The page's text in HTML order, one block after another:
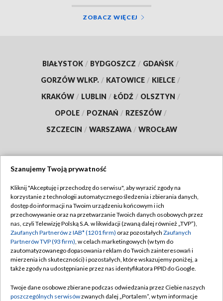
ZOBACZ WIĘCEJ
BIAŁYSTOK / BYDGOSZCZ / GDAŃSK /
GORZÓW WLKP. / KATOWICE / KIELCE /
KRAKÓW / LUBLIN / ŁÓDŹ / OLSZTYN /
OPOLE / POZNAŃ / RZESZÓW /
SZCZECIN / WARSZAWA / WROCŁAW
TVP
Abonament TVP
Emisja w TVP
Centrum informacji TVP
Naziemna Telewizja Cyfrowa
Rada Programowa
Regulamin TVP
Polityka prywatności
Moje zgody
Pomoc
Kontakt
Szanujemy Twoją prywatność
Kliknij "Akceptuję i przechodzę do serwisu", aby wyrazić zgody na
korzystanie z technologii automatycznego śledzenia i zbierania danych,
dostęp do informacji na Twoim urządzeniu końcowym i ich
przechowywanie oraz na przetwarzanie Twoich danych osobowych przez
nas, czyli Telewizję Polską S.A. w likwidacji (zwaną dalej również „TVP”),
Zaufanych Partnerów z IAB* (1201 firm) oraz pozostałych Zaufanych
Partnerów TVP (93 firm), w celach marketingowych (w tym do
zautomatyzowanego dopasowania reklam do Twoich zainteresowań i
mierzenia ich skuteczności) i pozostałych, które wskazujemy poniżej, a
także zgody na udostępnianie przez nas identyfikatora PPID do Google.
Twoje dane osobowe zbierane podczas odwiedzania przez Ciebie naszych
poszczególnych serwisówzwanych dalej „Portalem”, w tym informacje